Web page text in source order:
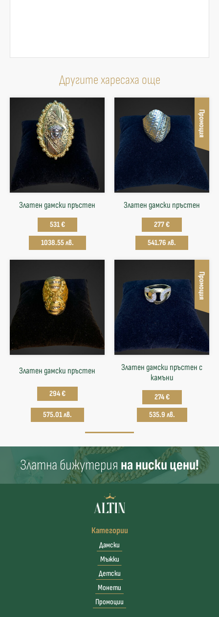
Другите харесаха още
Златен дамски пръстен
531 €
1038.55 лв.
Промоция
Златен дамски пръстен
277 €
541.76 лв.
Златен дамски пръстен
294 €
575.01 лв.
Промоция
Златен дамски пръстен с
камъни
274 €
535.9 лв.
Златна бижутерия на ниски цени!
Категории
Дамски
Мъжки
Детски
Монети
Промоции